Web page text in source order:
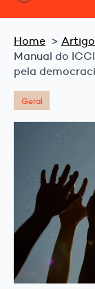
Home
Manual do
pela
Geral